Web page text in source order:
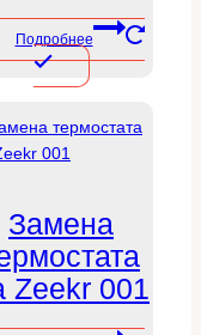
Подробнее
Замена
Zeekr 001